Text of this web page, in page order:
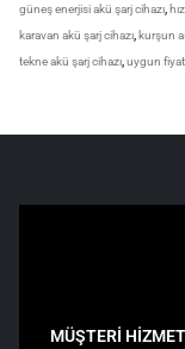
güneş enerjisi akü şarj cihazı
karavan akü şarj cihazı kurşun
tekne akü şarj cihazı uygun
MÜŞTERİ